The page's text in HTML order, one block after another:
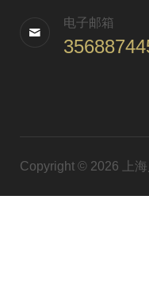
电子邮箱
Copyright © 2026 上